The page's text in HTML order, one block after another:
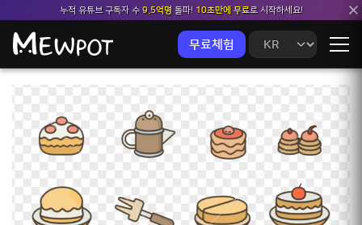
누적 유튜브 구독자 수9.5억명돌파! 10초만에 무료로 시작하세요!
무료체험